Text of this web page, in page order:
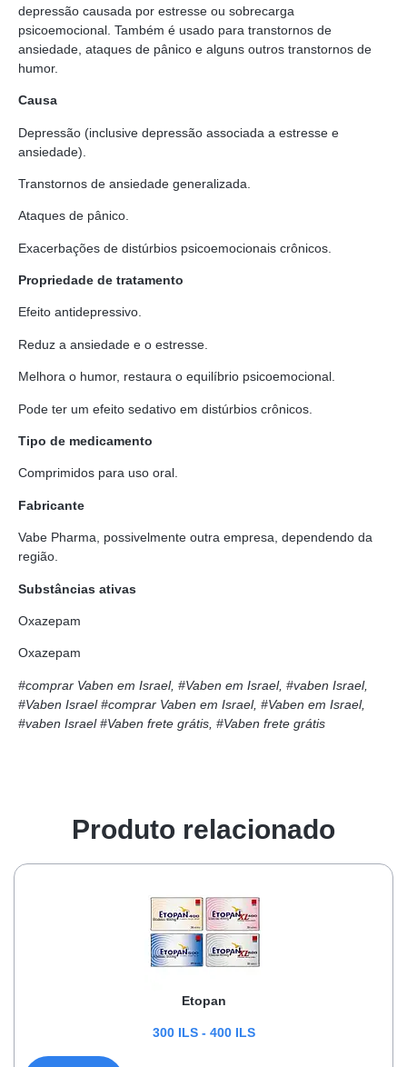
depressão causada por estresse ou sobrecarga
psicoemocional. Também é usado para transtornos de
ansiedade, ataques de pânico e alguns outros transtornos de
humor.
Causa
Depressão (inclusive depressão associada a estresse e
ansiedade).
Transtornos de ansiedade generalizada.
Ataques de pânico.
Exacerbações de distúrbios psicoemocionais crônicos.
Propriedade de tratamento
Efeito antidepressivo.
Reduz a ansiedade e o estresse.
Melhora o humor, restaura o equilíbrio psicoemocional.
Pode ter um efeito sedativo em distúrbios crônicos.
Tipo de medicamento
Comprimidos para uso oral.
Fabricante
Vabe Pharma, possivelmente outra empresa, dependendo da
região.
Substâncias ativas
Oxazepam
Oxazepam
#comprar Vaben em Israel, #Vaben em Israel, #vaben Israel,
#Vaben Israel #comprar Vaben em Israel, #Vaben em Israel,
#vaben Israel #Vaben frete grátis, #Vaben frete grátis
Produto relacionado
Etopan
300 ILS - 400 ILS